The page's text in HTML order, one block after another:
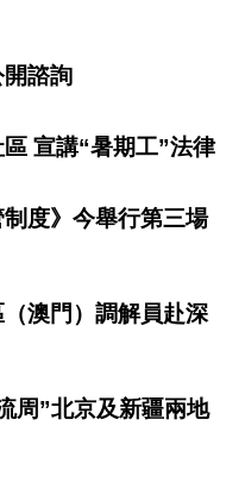
開諮詢
宣講“暑期工”法律
制度》今舉行第三場
澳門）調解員赴深
周”北京及新疆兩地